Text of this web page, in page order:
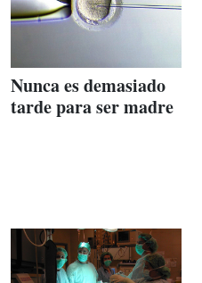
Nunca es demasiado
tarde para ser madre